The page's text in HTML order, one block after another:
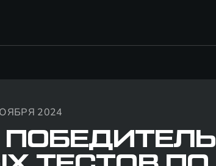
2024
- ПОБЕДИТЕЛЬ